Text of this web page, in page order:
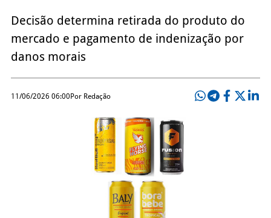
Decisão determina retirada do produto do
mercado e pagamento de indenização por
danos morais
11/06/2026 06:00Por Redação